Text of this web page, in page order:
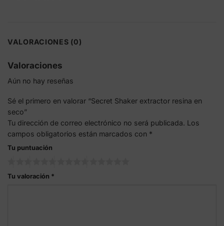
VALORACIONES (0)
Valoraciones
Aún no hay reseñas
Sé el primero en valorar “Secret Shaker extractor resina en
seco”
Tu dirección de correo electrónico no será publicada. Los
campos obligatorios están marcados con *
Tu puntuación
Tu valoración *